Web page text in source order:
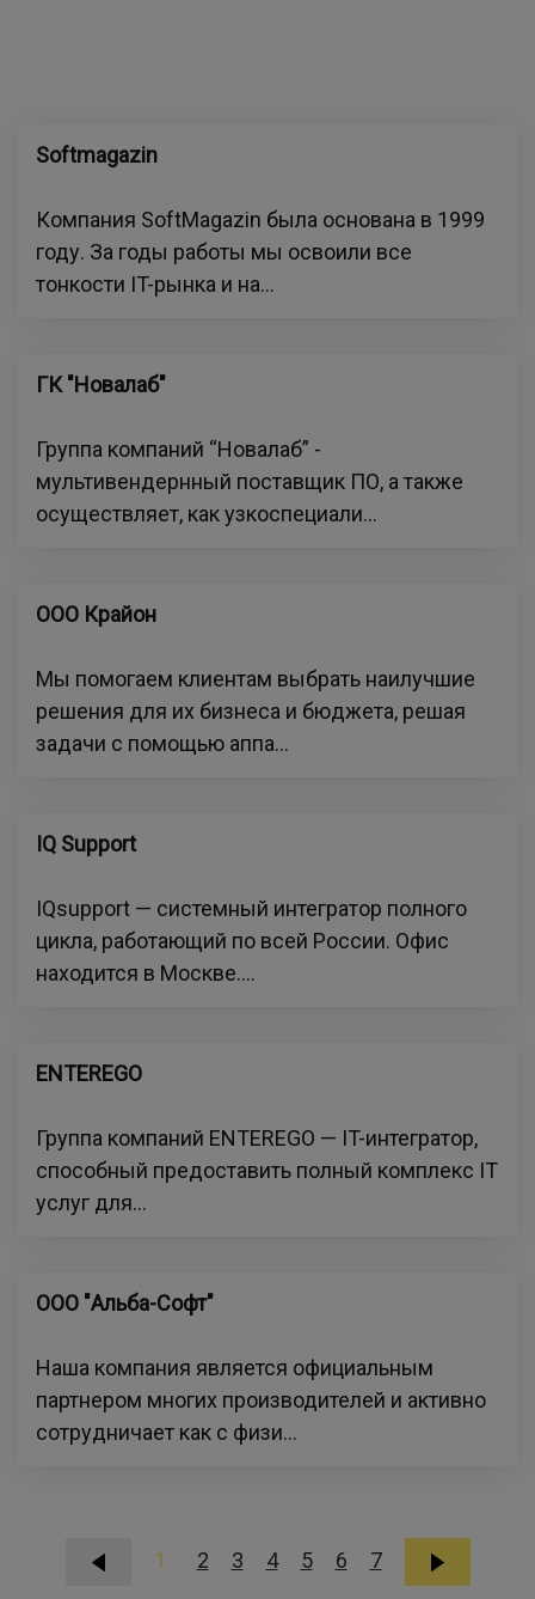
Softmagazin
Компания SoftMagazin была основана в 1999
году. За годы работы мы освоили все
тонкости IT-рынка и на...
ГК "Новалаб"
Группа компаний “Новалаб” -
мультивендернный поставщик ПО, а также
осуществляет, как узкоспециали...
ООО Крайон
Мы помогаем клиентам выбрать наилучшие
решения для их бизнеса и бюджета, решая
задачи с помощью аппа...
IQ Support
IQsupport — системный интегратор полного
цикла, работающий по всей России. Офис
находится в Москве....
ENTEREGO
Группа компаний ENTEREGO — IT-интегратор,
способный предоставить полный комплекс IT
услуг для...
ООО "Альба-Софт"
Наша компания является официальным
партнером многих производителей и активно
сотрудничает как с физи...
1 2 3 4 5 6 7